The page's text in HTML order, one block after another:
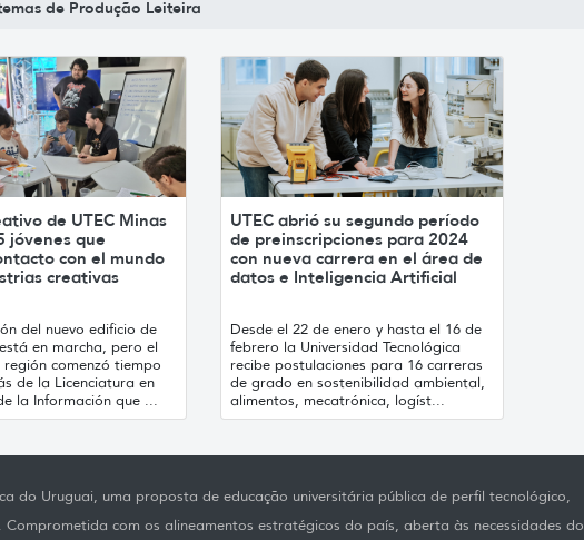
de Produção Leiteira
de UTEC Minas
jóvenes que
con el mundo
creativas
del nuevo edificio de
en marcha, pero el
comenzó tiempo
de la Licenciatura en
la Información que ...
UTEC abrió su segundo período
de preinscripciones para 2024
con nueva carrera en el área de
datos e Inteligencia Artificial
Desde el 22 de enero y hasta el 16 de
febrero la Universidad Tecnológica
recibe postulaciones para 16 carreras
de grado en sostenibilidad ambiental,
alimentos, mecatrónica, logíst...
do Uruguai, uma proposta de educação universitária pública de perfil tecnológico,
com os alineamentos estratégicos do país, aberta às necessidades do